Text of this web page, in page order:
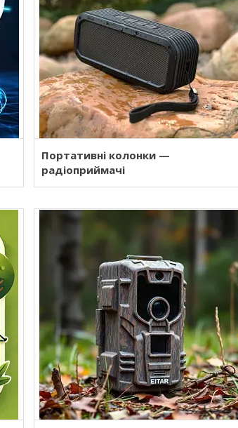
Портативні колонки —
радіоприймачі